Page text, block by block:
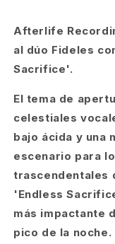
Afterlife
al dúo Fideles
Sacrifice'.
El tema de
celestiales
bajo ácida y una
escenario para
trascendentales
'Endless
más impactante
pico de la